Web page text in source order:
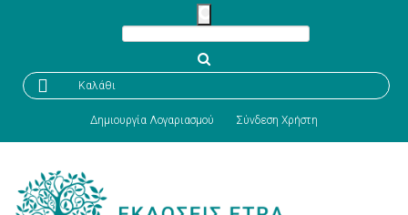
 Καλάθι
Δημιουργία Λογαριασμού Σύνδεση Χρήστη